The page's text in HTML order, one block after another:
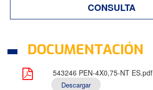
CONSULTA
DOCUMENTACIÓN
543246 PEN-4X0,75-NT ES.pdf
Descargar